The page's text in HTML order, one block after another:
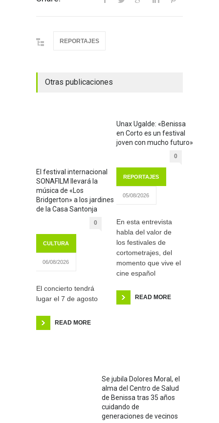
REPORTAJES
Otras publicaciones
El festival internacional
SONAFILM llevará la
música de «Los
Bridgerton» a los jardines
de la Casa Santonja
0
CULTURA
06/08/2026
El concierto tendrá
lugar el 7 de agosto
READ MORE
Unax Ugalde: «Benissa
en Corto es un festival
joven con mucho futuro»
0
REPORTAJES
05/08/2026
En esta entrevista
habla del valor de
los festivales de
cortometrajes, del
momento que vive el
cine español
READ MORE
Se jubila Dolores Moral, el
alma del Centro de Salud
de Benissa tras 35 años
cuidando de
generaciones de vecinos